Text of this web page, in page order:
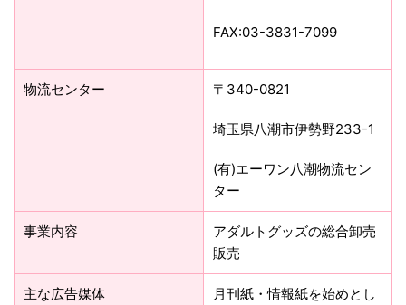
FAX:03-3831-7099
物流センター 〒340-0821
埼玉県八潮市伊勢野233-1
(有)エーワン八潮物流セン
ター
事業内容
アダルトグッズの総合卸売
販売
主な広告媒体
月刊紙・情報紙を始めとし